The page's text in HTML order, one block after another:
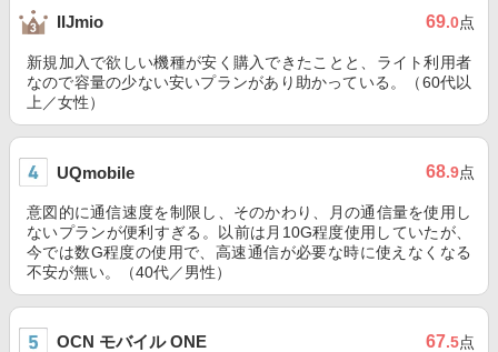
IIJmio 69.0点
新規加入で欲しい機種が安く購入できたことと、ライト利用者
なので容量の少ない安いプランがあり助かっている。（60代以
上／女性）
UQmobile 68.9点
意図的に通信速度を制限し、そのかわり、月の通信量を使用し
ないプランが便利すぎる。以前は月10G程度使用していたが、
今では数G程度の使用で、高速通信が必要な時に使えなくなる
不安が無い。（40代／男性）
OCN モバイル ONE 67.5点